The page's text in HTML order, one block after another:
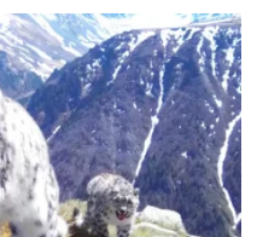
y
2
,
2
2
6